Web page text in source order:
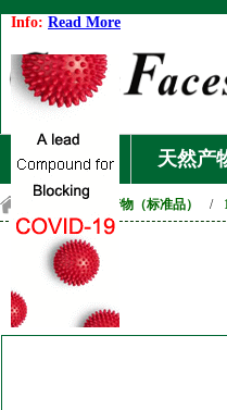
Info: Read More
首页 天然产
天然产物（标准品） /